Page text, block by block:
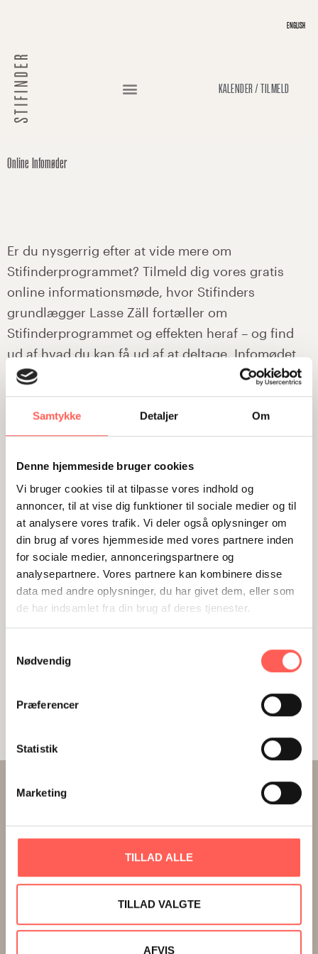
Samtykke Detaljer Om
Denne hjemmeside bruger cookies
Vi bruger cookies til at tilpasse vores indhold og
annoncer, til at vise dig funktioner til sociale medier og til
at analysere vores trafik. Vi deler også oplysninger om
din brug af vores hjemmeside med vores partnere inden
for sociale medier, annonceringspartnere og
analysepartnere. Vores partnere kan kombinere disse
data med andre oplysninger, du har givet dem, eller som
de har indsamlet fra din brug af deres tjenester.
Nødvendig
Præferencer
Statistik
Marketing
TILLAD ALLE
TILLAD VALGTE
AFVIS
ENGLISH
KALENDER / TILMELD
Online Infomøder
Er du nysgerrig efter at vide mere om
Stifinderprogrammet? Tilmeld dig vores gratis
online informationsmøde, hvor Stifinders
grundlægger Lasse Zäll fortæller om
Stifinderprogrammet og effekten heraf – og find
ud af hvad du kan få ud af at deltage. Infomødet
varer 55 min. inklusiv 20 min. Q&A.
AUGUST
01
SEP
ONLINE INFOMØDE: OM STIFINDERPROGRAMMET
MED EN STIFINDER (GRATIS)
ONLINE
Stifinder A/S
info@stifinder.com